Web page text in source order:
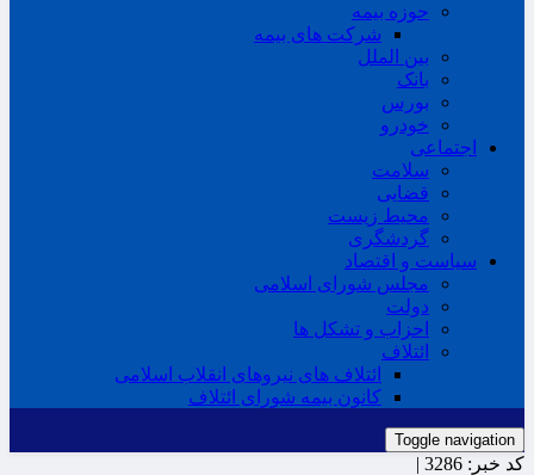
حوزه بیمه
شرکت های بیمه
بین الملل
بانک
بورس
خودرو
اجتماعی
سلامت
قضایی
محیط زیست
گردشگری
سیاست و اقتصاد
مجلس شورای اسلامی
دولت
احزاب و تشکل ها
ائتلاف
ائتلاف های نیروهای انقلاب اسلامی
کانون بیمه شورای ائتلاف
Toggle navigation
کد خبر: 3286 |